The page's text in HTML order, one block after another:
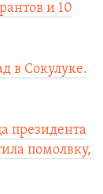
и 10
в Сокулуке.
президента
помолвку,